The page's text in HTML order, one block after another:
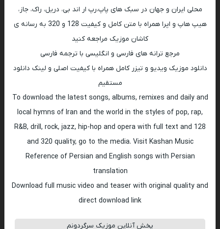
محلی ایران و جهان در سبک های پاپ،رپ ار اند بی، دریل، راک، جاز،
هیپ هاپ و اپرا همراه با متن کامل و کیفیت 128 و 320 به رسانه ی
کاشان موزیک مراجعه کنید
مرجع ترانه های فارسی و انگلیسی با ترجمه فارسی
دانلود موزیک ویدیو و تیزر کامل همراه با کیفیت اصلی و لینک دانلود
مستقیم
To download the latest songs, albums, remixes and daily and
local hymns of Iran and the world in the styles of pop, rap,
R&B, drill, rock, jazz, hip-hop and opera with full text and 128
and 320 quality, go to the media. Visit Kashan Music
Reference of Persian and English songs with Persian
translation
Download full music video and teaser with original quality and
direct download link
پخش آنلاین موزیک سرگردونم